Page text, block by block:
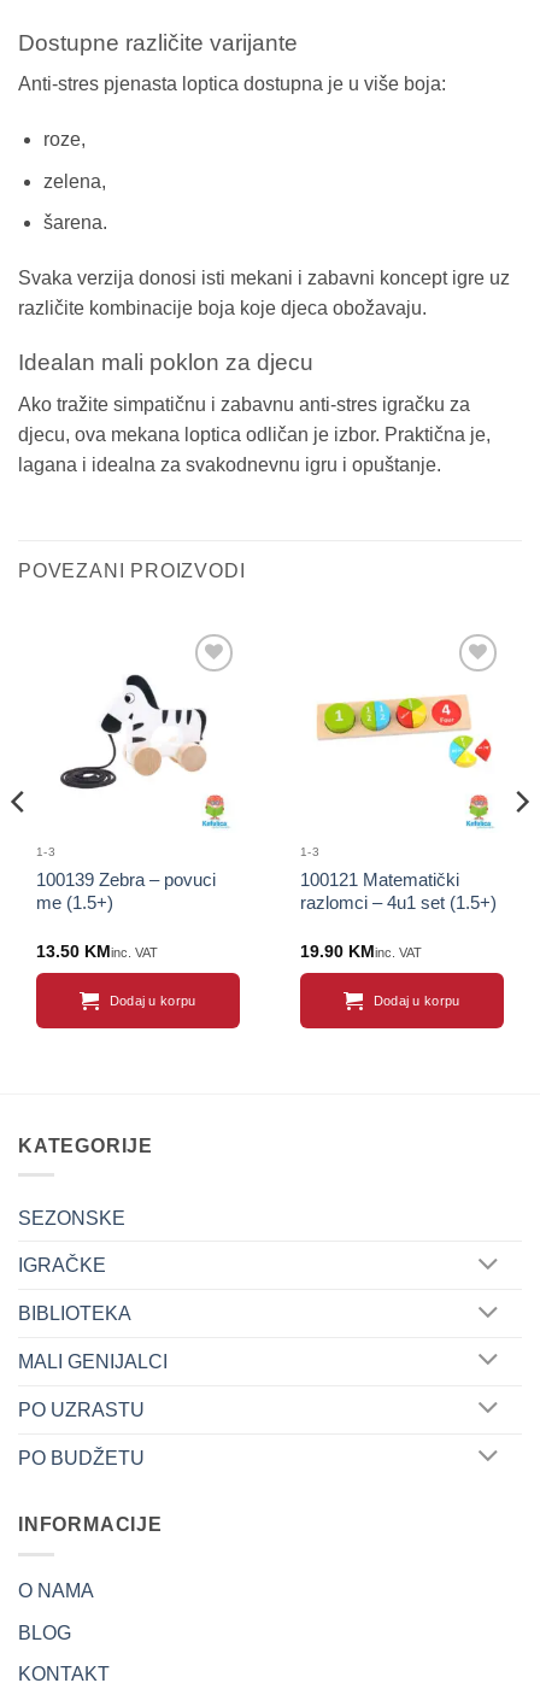
Dostupne različite varijante
Anti-stres pjenasta loptica dostupna je u više boja:
roze,
zelena,
šarena.
Svaka verzija donosi isti mekani i zabavni koncept igre uz
različite kombinacije boja koje djeca obožavaju.
Idealan mali poklon za djecu
Ako tražite simpatičnu i zabavnu anti-stres igračku za
djecu, ova mekana loptica odličan je izbor. Praktična je,
lagana i idealna za svakodnevnu igru i opuštanje.
POVEZANI PROIZVODI
proizvod
1-3
100139 Zebra – povuci
me (1.5+)
13.50 KM inc. VAT
Dodaj u korpu
proizvod
1-3
100121 Matematički
razlomci – 4u1 set (1.5+)
19.90 KM inc. VAT
Dodaj u korpu
KATEGORIJE
SEZONSKE
IGRAČKE
BIBLIOTEKA
MALI GENIJALCI
PO UZRASTU
PO BUDŽETU
INFORMACIJE
O NAMA
BLOG
KONTAKT